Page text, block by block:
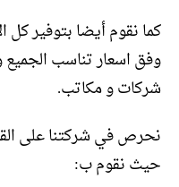
كما نقوم أيضا بتوفير كل
وفق اسعار تناسب
شركات و مكاتب.
نحرص في شركتنا على
حيث نقوم ب: